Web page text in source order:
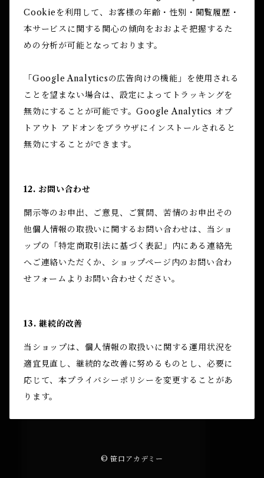
Cookieを利用して、お客様の年齢・性別・閲覧履歴・
本サービスに関する関心の傾向をおおよそ把握するた
めの分析が可能となっております。
「Google Analyticsの広告向けの機能」を使用される
ことを望まない場合は、設定によってトラッキングを
無効にすることが可能です。Google Analytics オプ
トアウト アドオンをブラウザにインストールされると
無効にすることができます。
12. お問い合わせ
開示等のお申出、ご意見、ご質問、苦情のお申出その
他個人情報の取扱いに関するお問い合わせは、当ショ
ップの「特定商取引法に基づく表記」内にある連絡先
へご連絡いただくか、ショップページ内のお問い合わ
せフォームよりお問い合わせください。
13. 継続的改善
当ショップは、個人情報の取扱いに関する運用状況を
適宜見直し、継続的な改善に努めるものとし、必要に
応じて、本プライバシーポリシーを変更することがあ
ります。
© 笹口アカデミー